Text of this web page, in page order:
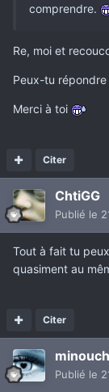
comprendre.
Re, moi et
Peux-tu
Merci à toi
Citer
ChtiGG
Publié le
Tout à fait tu
quasiment au
Citer
Publié le